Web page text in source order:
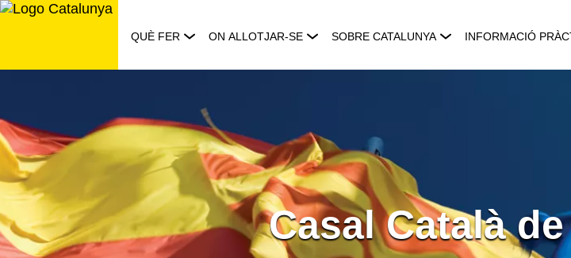
Saltar
QUÈ FER ON ALLOTJAR-SE SOBRE CATALUNYA INFORMACIÓ
Casal Català